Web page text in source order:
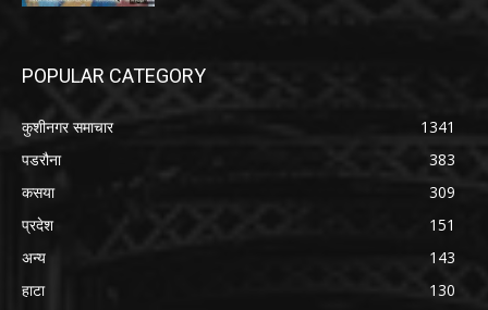
POPULAR CATEGORY
कुशीनगर समाचार
1341
पडरौना
383
कसया
309
प्रदेश
151
अन्य
143
हाटा
130